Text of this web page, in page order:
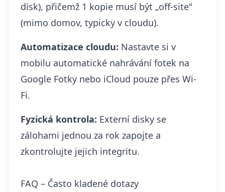
disk), přičemž 1 kopie musí být „off-site"
(mimo domov, typicky v cloudu).
Automatizace cloudu: Nastavte si v
mobilu automatické nahrávání fotek na
Google Fotky nebo iCloud pouze přes Wi-
Fi.
Fyzická kontrola: Externí disky se
zálohami jednou za rok zapojte a
zkontrolujte jejich integritu.
FAQ – Často kladené dotazy